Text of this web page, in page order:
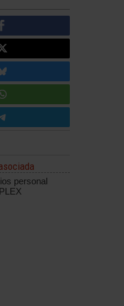
personal